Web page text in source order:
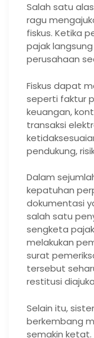
Salah satu
ragu
fiskus. Ketika
pajak
perusahaan
Fiskus dapat
seperti faktur
keuangan,
transaksi
pendukung,
Dalam
kepatuhan
dokumentasi
salah satu
sengketa
melakukan
surat
tersebut
restitusi
Selain itu,
berkembang
semakin ketat.